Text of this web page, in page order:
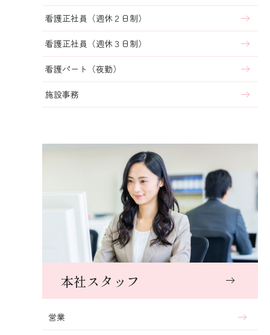
看護正社員（週休２日制）
看護正社員（週休３日制）
看護パート（夜勤）
施設事務
本社スタッフ
営業